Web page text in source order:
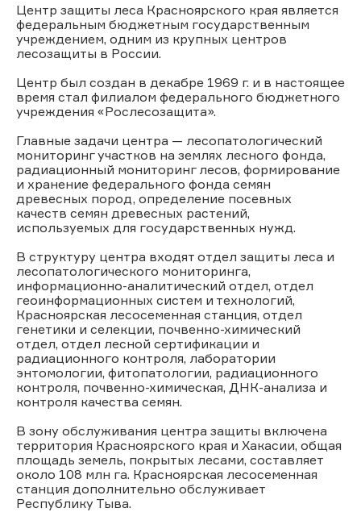
Центр защиты леса Красноярского края является
федеральным бюджетным государственным
учреждением, одним из крупных центров
лесозащиты в России.
Центр был создан в декабре 1969 г. и в настоящее
время стал филиалом федерального бюджетного
учреждения «Рослесозащита».
Главные задачи центра — лесопатологический
мониторинг участков на землях лесного фонда,
радиационный мониторинг лесов, формирование
и хранение федерального фонда семян
древесных пород, определение посевных
качеств семян древесных растений,
используемых для государственных нужд.
В структуру центра входят отдел защиты леса и
лесопатологического мониторинга,
информационно-аналитический отдел, отдел
геоинформационных систем и технологий,
Красноярская лесосеменная станция, отдел
генетики и селекции, почвенно-химический
отдел, отдел лесной сертификации и
радиационного контроля, лаборатории
энтомологии, фитопатологии, радиационного
контроля, почвенно-химическая, ДНК-анализа и
контроля качества семян.
В зону обслуживания центра защиты включена
территория Красноярского края и Хакасии, общая
площадь земель, покрытых лесами, составляет
около 108 млн га. Красноярская лесосеменная
станция дополнительно обслуживает
Республику Тыва.